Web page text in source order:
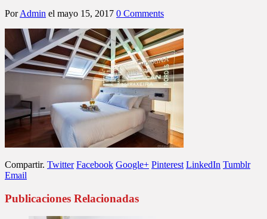
PorAdmin el mayo 15, 2017 0 Comments
Compartir. Twitter Facebook Google+ Pinterest LinkedIn Tumblr
Email
Publicaciones Relacionadas